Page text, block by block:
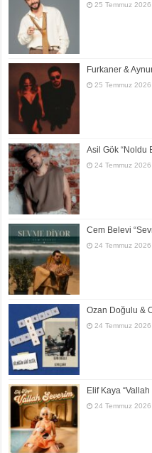
25 Temmuz 2026
Furkaner &
25 Temmuz 2026
Asil Gök “Noldu
24 Temmuz 2026
Cem Belevi
24 Temmuz 2026
Ozan Doğulu &
24 Temmuz 2026
Elif Kaya
24 Temmuz 2026